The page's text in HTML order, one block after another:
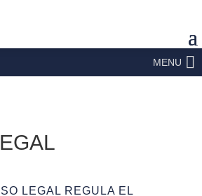
MENU
LEGAL REGULA EL